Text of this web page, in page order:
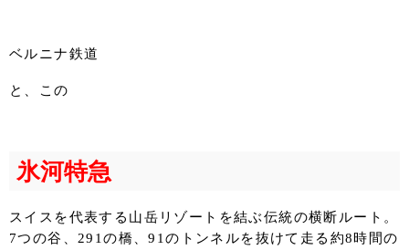
ベルニナ鉄道
と、この
氷河特急
スイスを代表する山岳リゾートを結ぶ伝統の横断ルート。
7つの谷、291の橋、91のトンネルを抜けて走る約8時間の